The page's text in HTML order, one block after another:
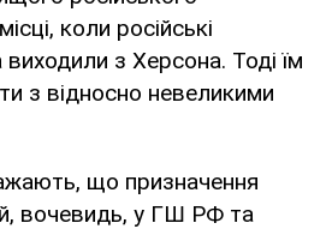
коли російські
виходили з Херсона. Тоді їм
з відносно невеликими
що призначення
вочевидь, у ГШ РФ та